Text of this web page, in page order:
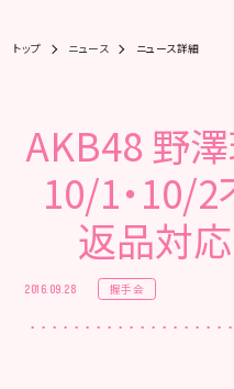
トップ ニュース ニュース詳細
AKB48 野
10/1・10/2
返品対
2016.09.28 握手会